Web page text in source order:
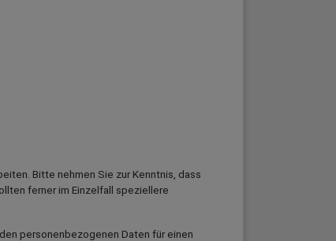
Bitte nehmen Sie zur Kenntnis, dass
ferner im Einzelfall speziellere
personenbezogenen Daten für einen